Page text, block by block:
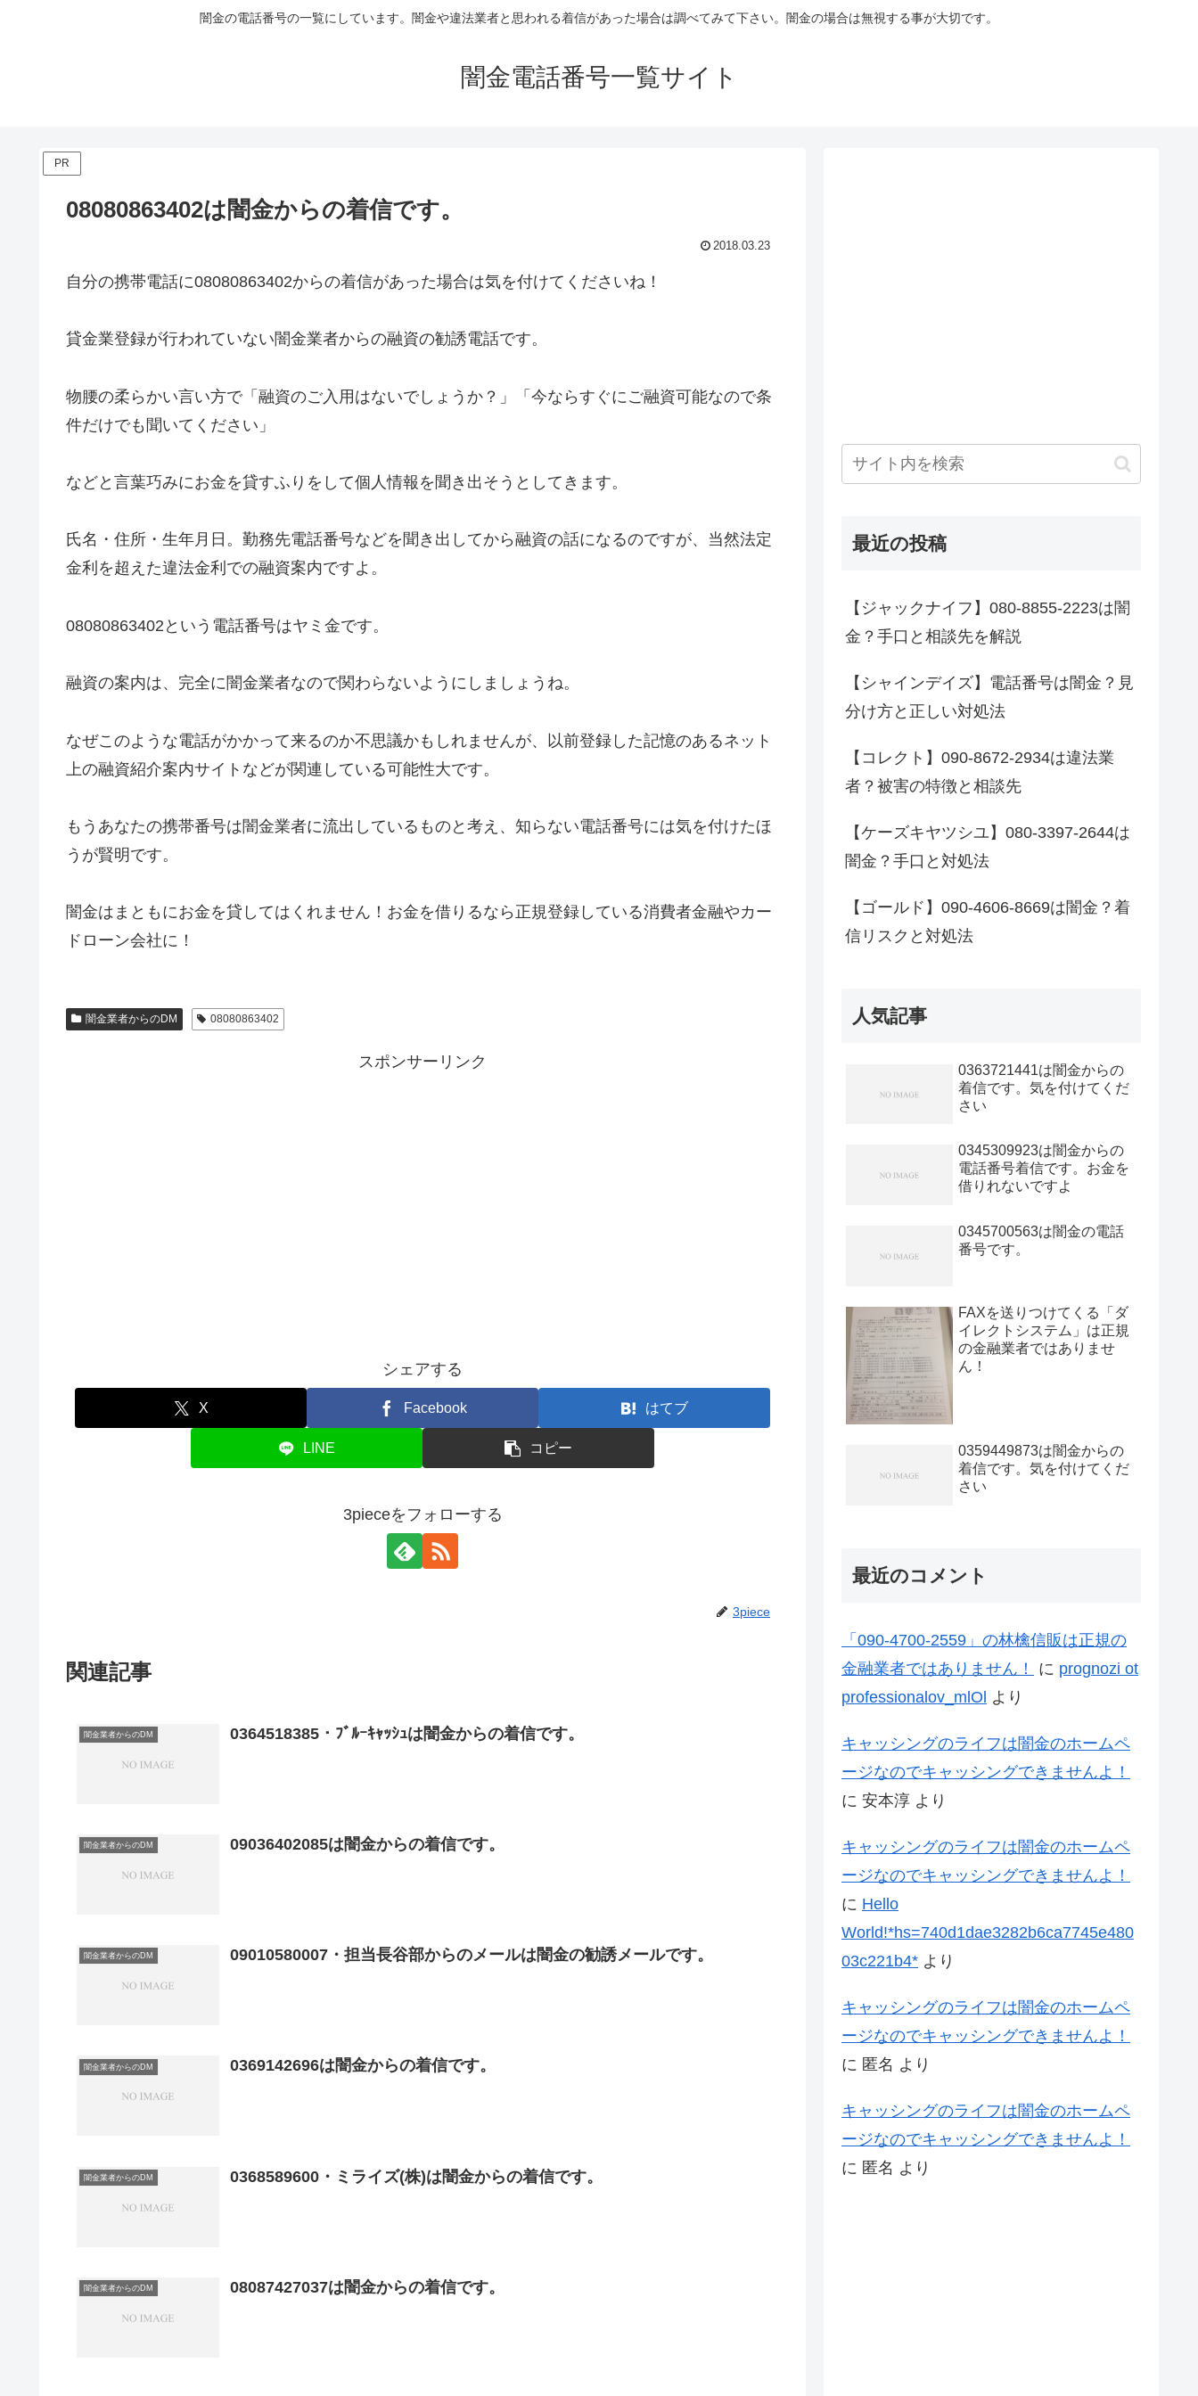
闇金の電話番号の一覧にしています。闇金や違法業者と思われる着信があった場合は調べてみて下さい。闇金の場合は無視する事が大切です。
闇金電話番号一覧サイト
PR
08080863402は闇金からの着信です。
2018.03.23
自分の携帯電話に08080863402からの着信があった場合は気を付けてくださいね！
貸金業登録が行われていない闇金業者からの融資の勧誘電話です。
物腰の柔らかい言い方で「融資のご入用はないでしょうか？」「今ならすぐにご融資可能なので条
件だけでも聞いてください」
などと言葉巧みにお金を貸すふりをして個人情報を聞き出そうとしてきます。
氏名・住所・生年月日。勤務先電話番号などを聞き出してから融資の話になるのですが、当然法定
金利を超えた違法金利での融資案内ですよ。
08080863402 という電話番号はヤミ金です。
融資の案内は、完全に闇金業者なので関わらないようにしましょうね。
なぜこのような電話がかかって来るのか不思議かもしれませんが、以前登録した記憶のあるネット
上の融資紹介案内サイトなどが関連している可能性大です。
もうあなたの携帯番号は闇金業者に流出しているものと考え、知らない電話番号には気を付けたほ
うが賢明です。
闇金はまともにお金を貸してはくれません！お金を借りるなら正規登録している消費者金融やカー
ドローン会社に！
闇金業者からのDM 08080863402
スポンサーリンク
シェアする
X Facebook はてブ
LINE コピー
3pieceをフォローする
3piece
関連記事
闇金業者からのDM 0364518385・ﾌﾞﾙｰｷｬｯｼｭは闇金からの着信です。
闇金業者からのDM 09036402085は闇金からの着信です。
闇金業者からのDM 09010580007・担当長谷部からのメールは闇金の勧誘メールです。
闇金業者からのDM 0369142696は闇金からの着信です。
闇金業者からのDM 0368589600・ミライズ(株)は闇金からの着信です。
闇金業者からのDM 08087427037は闇金からの着信です。
最近の投稿
【ジャックナイフ】080-8855-2223は闇
金？手口と相談先を解説
【シャインデイズ】電話番号は闇金？見
分け方と正しい対処法
【コレクト】090-8672-2934は違法業
者？被害の特徴と相談先
【ケーズキヤツシユ】080-3397-2644は
闇金？手口と対処法
【ゴールド】090-4606-8669は闇金？着
信リスクと対処法
人気記事
0363721441は闇金からの
着信です。気を付けてくだ
さい
0345309923は闇金からの
電話番号着信です。お金を
借りれないですよ
0345700563は闇金の電話
番号です。
FAXを送りつけてくる「ダ
イレクトシステム」は正規
の金融業者ではありませ
ん！
0359449873は闇金からの
着信です。気を付けてくだ
さい
最近のコメント
「090-4700-2559」の林檎信販は正規の
金融業者ではありません！
に prognozi ot
professionalov_mlOl より
キャッシングのライフは闇金のホームペ
ージなのでキャッシングできませんよ！
に 安本淳 より
キャッシングのライフは闇金のホームペ
ージなのでキャッシングできませんよ！
に Hello
World!*hs=740d1dae3282b6ca7745e480
03c221b4* より
キャッシングのライフは闇金のホームペ
ージなのでキャッシングできませんよ！
に 匿名 より
キャッシングのライフは闇金のホームペ
ージなのでキャッシングできませんよ！
に 匿名 より